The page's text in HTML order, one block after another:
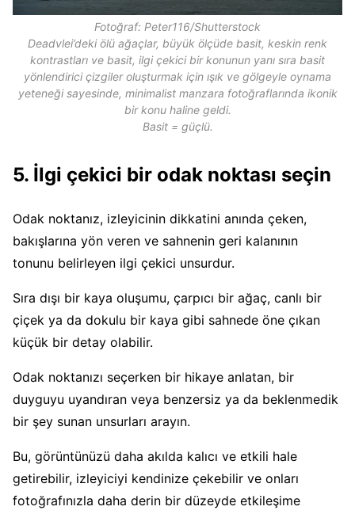
Fotoğraf: Peter116/Shutterstock
Deadvlei’deki ölü ağaçlar, büyük ölçüde basit, keskin renk
kontrastları ve basit, ilgi çekici bir konunun yanı sıra basit
yönlendirici çizgiler oluşturmak için ışık ve gölgeyle oynama
yeteneği sayesinde, minimalist manzara fotoğraflarında ikonik
bir konu haline geldi.
Basit = güçlü.
5. İlgi çekici bir odak noktası seçin
Odak noktanız, izleyicinin dikkatini anında çeken,
bakışlarına yön veren ve sahnenin geri kalanının
tonunu belirleyen ilgi çekici unsurdur.
Sıra dışı bir kaya oluşumu, çarpıcı bir ağaç, canlı bir
çiçek ya da dokulu bir kaya gibi sahnede öne çıkan
küçük bir detay olabilir.
Odak noktanızı seçerken bir hikaye anlatan, bir
duyguyu uyandıran veya benzersiz ya da beklenmedik
bir şey sunan unsurları arayın.
Bu, görüntünüzü daha akılda kalıcı ve etkili hale
getirebilir, izleyiciyi kendinize çekebilir ve onları
fotoğrafınızla daha derin bir düzeyde etkileşime